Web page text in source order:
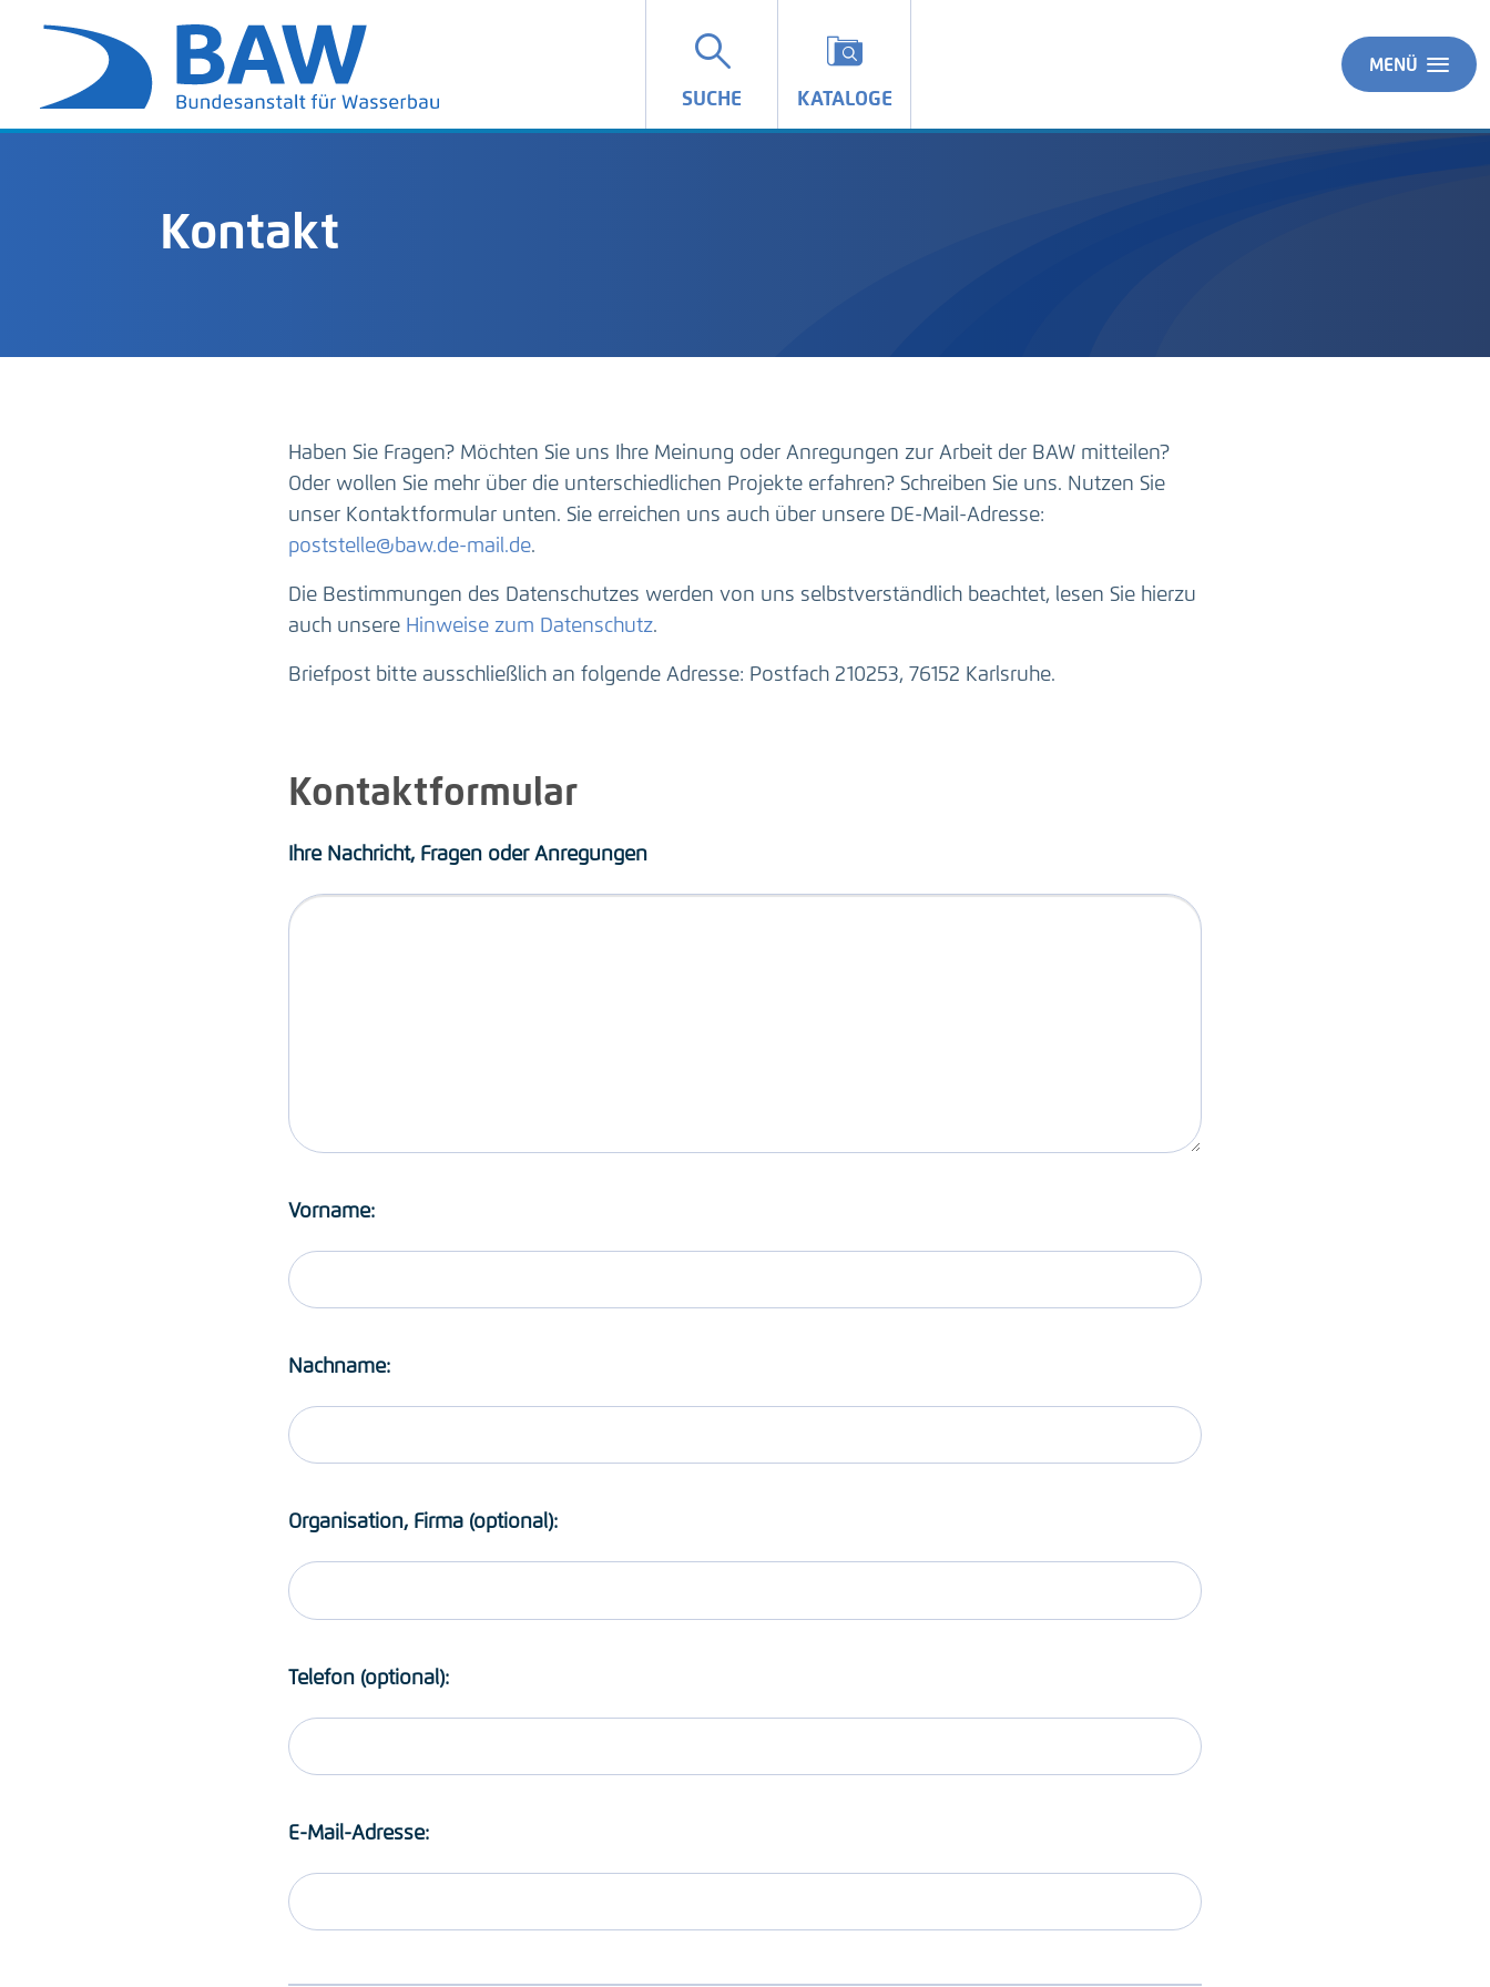
SUCHE KATALOGE
MENÜ
Kontakt
Haben Sie Fragen? Möchten Sie uns Ihre Meinung oder Anregungen zur Arbeit der BAW mitteilen?
Oder wollen Sie mehr über die unterschiedlichen Projekte erfahren? Schreiben Sie uns. Nutzen Sie
unser Kontaktformular unten. Sie erreichen uns auch über unsere DE-Mail-Adresse:
poststelle@baw.de-mail.de.
Die Bestimmungen des Datenschutzes werden von uns selbstverständlich beachtet, lesen Sie hierzu
auch unsere Hinweise zum Datenschutz.
Briefpost bitte ausschließlich an folgende Adresse: Postfach 210253, 76152 Karlsruhe.
Kontaktformular
Ihre Nachricht, Fragen oder Anregungen
Vorname:
Nachname:
Organisation, Firma (optional):
Telefon (optional):
E-Mail-Adresse: